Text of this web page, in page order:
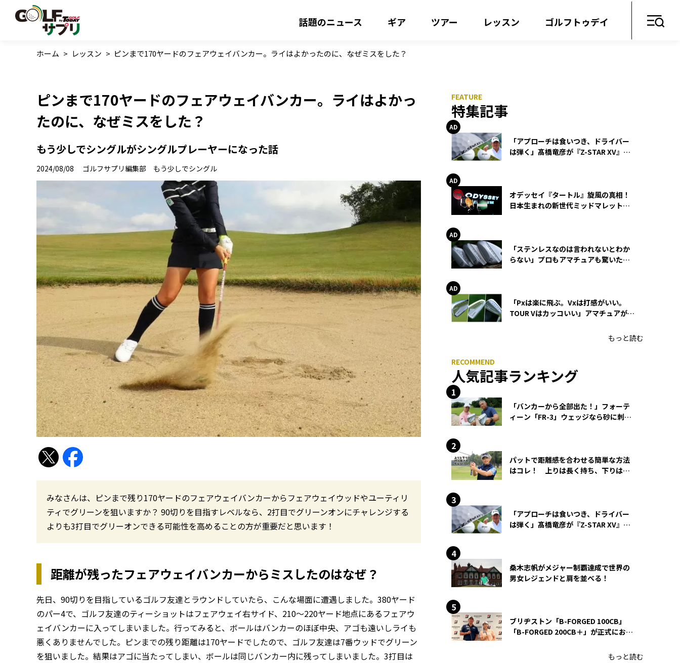
話題のニュース ギア ツアー レッスン ゴルフトゥデイ
ホーム > レッスン > ピンまで170ヤードのフェアウェイバンカー。ライはよかったのに、なぜミスをした？
ピンまで170ヤードのフェアウェイバンカー。ライはよかっ
たのに、なぜミスをした？
もう少しでシングルがシングルプレーヤーになった話
2024/08/08 ゴルフサプリ編集部 もう少しでシングル
みなさんは、ピンまで残り170ヤードのフェアウェイバンカーからフェアウェイウッドやユーティリ
ティでグリーンを狙いますか？ 90切りを目指すレベルなら、2打目でグリーンオンにチャレンジする
よりも3打目でグリーオンできる可能性を高めることの方が重要だと思います！
距離が残ったフェアウェイバンカーからミスしたのはなぜ？
先日、90切りを目指しているゴルフ友達とラウンドしていたら、こんな場面に遭遇しました。380ヤード
のパー4で、ゴルフ友達のティーショットはフェアウェイ右サイド、210～220ヤード地点にあるフェアウ
ェイバンカーに入ってしまいました。行ってみると、ボールはバンカーのほぼ中央、アゴも遠いしライも
悪くありませんでした。ピンまでの残り距離は170ヤードでしたので、ゴルフ友達は7番ウッドでグリーン
を狙いました。結果はアゴに当たってしまい、ボールは同じバンカー内に残ってしまいました。3打目は
特集記事
「アプローチは食いつき、ドライバー
は弾く」髙橋竜彦が『Z-STAR XV』を
オデッセイ『タートル』旋風の真相！
日本生まれの新世代ミッドマレットが
「ステンレスなのは言われないとわか
らない」プロもアマチュアも驚いた
「Pxは楽に飛ぶ。Vxは打感がいい。
TOUR Vはカッコいい」アマチュアが選
もっと読む
人気記事ランキング
「バンカーから全部出た！」フォーテ
ィーン「FR-3」ウェッジなら砂に刺さ
パットで距離感を合わせる簡単な方法
はコレ！ 上りは長く持ち、下りは短
「アプローチは食いつき、ドライバー
は弾く」髙橋竜彦が『Z-STAR XV』を
桑木志帆がメジャー制覇達成で世界の
男女レジェンドと肩を並べる！
ブリヂストン「B-FORGED 100CB」
「B-FORGED 200CB＋」が正式にお披
もっと読む